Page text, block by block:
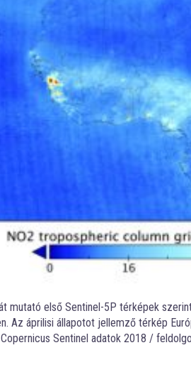
mutató első Sentinel-5P térképek
Az áprilisi állapotot jellemző térkép
Sentinel adatok 2018 /